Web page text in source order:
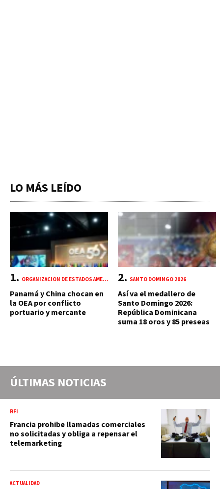
LO MÁS LEÍDO
ORGANIZACIÓN DE ESTADOS AMERICANOS (OEA)
Panamá y China chocan en
la OEA por conflicto
portuario y mercante
SANTO DOMINGO 2026
Así va el medallero de
Santo Domingo 2026:
República Dominicana
suma 18 oros y 85 preseas
ÚLTIMAS NOTICIAS
RFI
Francia prohibe llamadas comerciales
no solicitadas y obliga a repensar el
telemarketing
ACTUALIDAD